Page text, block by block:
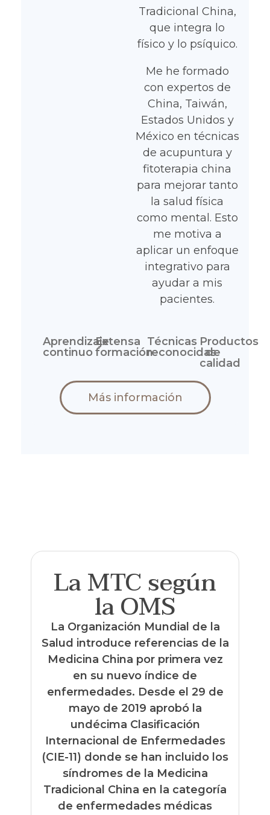
Tradicional China,
que integra lo
físico y lo psíquico.
Me he formado
con expertos de
China, Taiwán,
Estados Unidos y
México en técnicas
de acupuntura y
fitoterapia china
para mejorar tanto
la salud física
como mental. Esto
me motiva a
aplicar un enfoque
integrativo para
ayudar a mis
pacientes.
Aprendizaje
continuo
Extensa
formación
Técnicas
reconocidas
Productos
de
calidad
Más información
La MTC según
la OMS
La Organización Mundial de la
Salud introduce referencias de la
Medicina China por primera vez
en su nuevo índice de
enfermedades. Desde el 29 de
mayo de 2019 aprobó la
undécima Clasificación
Internacional de Enfermedades
(CIE-11) donde se han incluido los
síndromes de la Medicina
Tradicional China en la categoría
de enfermedades médicas